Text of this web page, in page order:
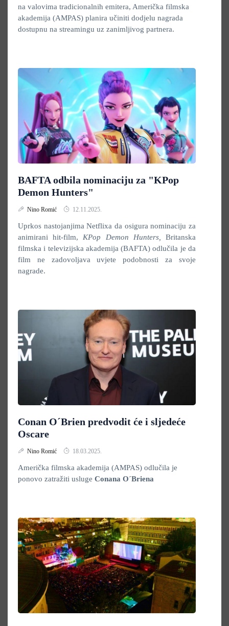
na valovima tradicionalnih emitera, Američka filmska
akademija (AMPAS) planira učiniti dodjelu nagrada
dostupnu na streamingu uz zanimljivog partnera.
BAFTA odbila nominaciju za "KPop
Demon Hunters"
Nino Romić 12.11.2025.
Uprkos nastojanjima Netflixa da osigura nominaciju za
animirani hit-film, KPop Demon Hunters,Britanska
filmska i televizijska akademija (BAFTA) odlučila je da
film ne zadovoljava uvjete podobnosti za svoje
nagrade.
Conan O´Brien predvodit će i sljedeće
Oscare
Nino Romić 18.03.2025.
Američka filmska akademija (AMPAS) odlučila je
ponovo zatražiti usluge Conana O´Briena